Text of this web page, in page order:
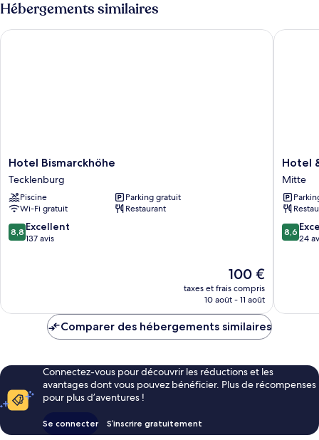
de
chambre
Chambre
Hébergements similaires
Hotel
Bismarckhöhe
Tecklenburg
Hotel Bismarckhöhe
Tecklenburg
Piscine
Parking gratuit
Wi-Fi gratuit
Restaurant
8.8
sur
8,8 Excellent
137 avis
Le
nouveau
prix
de
100 €
taxes et frais compris
10 août - 11 août
Hotel Bismarckhöhe
Hotel
&
Hof
Mitte
Hotel
Mitte
8.6
sur
8,6
24
Hotel &
Comparer des hébergements similaires
Connectez-vous pour découvrir les réductions et les
avantages dont vous pouvez bénéficier. Plus de récompenses
pour plus d’aventures !
Se connecter S’inscrire gratuitement